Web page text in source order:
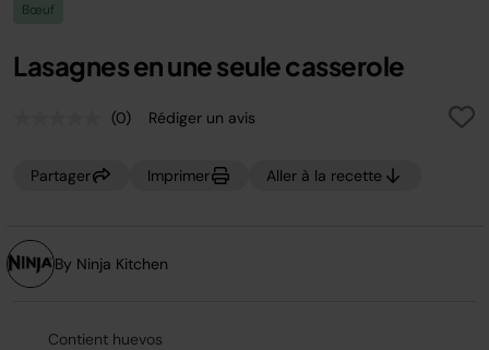
Bœuf
Lasagnes en une seule casserole
Aucune
notation.
page.
(0) Rédiger un avis
Partager Imprimer Aller à la recette
By Ninja Kitchen
Contient huevos